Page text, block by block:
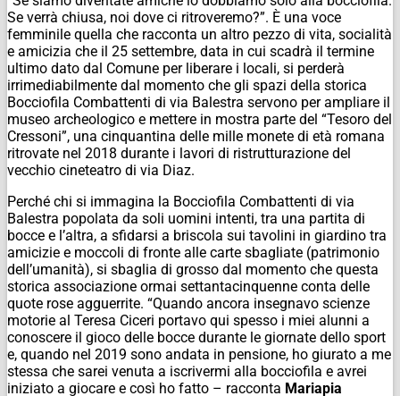
Se verrà chiusa, noi dove ci ritroveremo?”. È una voce
femminile quella che racconta un altro pezzo di vita, socialità
e amicizia che il 25 settembre, data in cui scadrà il termine
ultimo dato dal Comune per liberare i locali, si perderà
irrimediabilmente dal momento che gli spazi della storica
Bocciofila Combattenti di via Balestra servono per ampliare il
museo archeologico e mettere in mostra parte del “Tesoro del
Cressoni”, una cinquantina delle mille monete di età romana
ritrovate nel 2018 durante i lavori di ristrutturazione del
vecchio cineteatro di via Diaz.
Perché chi si immagina la Bocciofila Combattenti di via
Balestra popolata da soli uomini intenti, tra una partita di
bocce e l’altra, a sfidarsi a briscola sui tavolini in giardino tra
amicizie e moccoli di fronte alle carte sbagliate (patrimonio
dell’umanità), si sbaglia di grosso dal momento che questa
storica associazione ormai settantacinquenne conta delle
quote rose agguerrite. “Quando ancora insegnavo scienze
motorie al Teresa Ciceri portavo qui spesso i miei alunni a
conoscere il gioco delle bocce durante le giornate dello sport
e, quando nel 2019 sono andata in pensione, ho giurato a me
stessa che sarei venuta a iscrivermi alla bocciofila e avrei
iniziato a giocare e così ho fatto – racconta Mariapia